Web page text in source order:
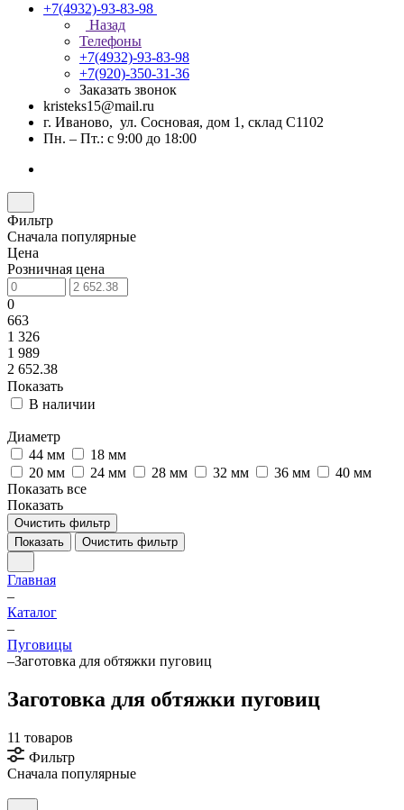
+7(4932)-93-83-98
Назад
Телефоны
+7(4932)-93-83-98
+7(920)-350-31-36
Заказать звонок
kristeks15@mail.ru
г. Иваново, ул. Сосновая, дом 1, склад С1102
Пн. – Пт.: с 9:00 до 18:00
Фильтр
Сначала популярные
Цена
Розничная цена
0
663
1 326
1 989
2 652.38
Показать
В наличии
Диаметр
44 мм
18 мм
20 мм
24 мм 28 мм 32 мм 36 мм
40 мм
Показать все
Показать
Очистить фильтр
Показать
Очистить фильтр
Главная
–
Каталог
–
Пуговицы
–Заготовка для обтяжки пуговиц
Заготовка для обтяжки пуговиц
11 товаров
Фильтр
Сначала популярные